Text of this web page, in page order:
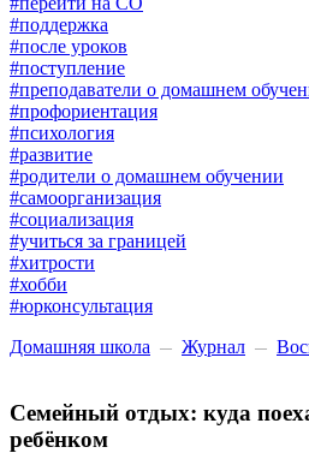
#поддержка
#после уроков
#поступление
#преподаватели о домашнем
#профориентация
#психология
#развитие
#родители о домашнем обучении
#самоорганизация
#социализация
#учиться за границей
#хитрости
#хобби
#юрконсультация
Домашняя школа
Журнал
Семейный отдых: куда
ребёнком